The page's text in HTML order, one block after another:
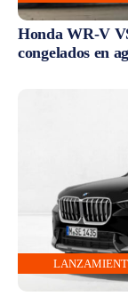
Honda WR-V
congelados en